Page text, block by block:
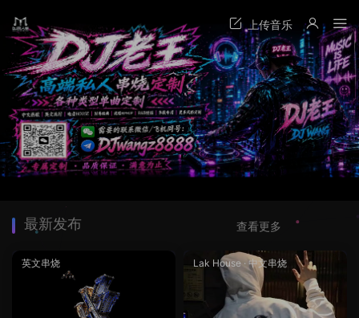
最新发布
英文串烧 Lak House · 中文串烧
查看更多